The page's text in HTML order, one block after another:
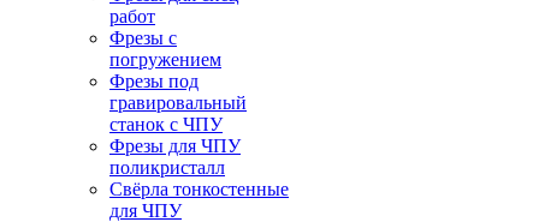
работ
Фрезы с
погружением
Фрезы под
гравировальный
станок с ЧПУ
Фрезы для ЧПУ
поликристалл
Свёрла тонкостенные
для ЧПУ